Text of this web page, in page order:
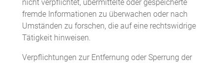
nicht verpflichtet, übermittelte oder gespeicherte
fremde Informationen zu überwachen oder nach
Umständen zu forschen, die auf eine rechtswidrige
Tätigkeit hinweisen.
Verpflichtungen zur Entfernung oder Sperrung der